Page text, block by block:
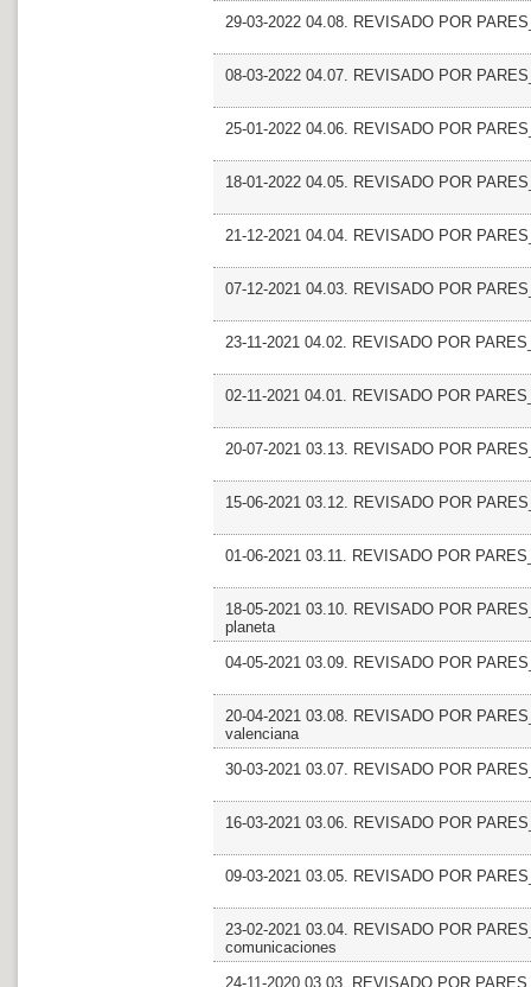
29-03-2022 04.08. REVISADO POR
08-03-2022 04.07. REVISADO POR
25-01-2022 04.06. REVISADO POR
18-01-2022 04.05. REVISADO POR
21-12-2021 04.04. REVISADO POR
07-12-2021 04.03. REVISADO POR
23-11-2021 04.02. REVISADO POR
02-11-2021 04.01. REVISADO POR
20-07-2021 03.13. REVISADO POR
15-06-2021 03.12. REVISADO POR
01-06-2021 03.11. REVISADO POR
18-05-2021 03.10. REVISADO POR
planeta
04-05-2021 03.09. REVISADO POR
20-04-2021 03.08. REVISADO POR
valenciana
30-03-2021 03.07. REVISADO POR
16-03-2021 03.06. REVISADO POR
09-03-2021 03.05. REVISADO POR
23-02-2021 03.04. REVISADO POR
comunicaciones
24-11-2020 03.03. REVISADO POR